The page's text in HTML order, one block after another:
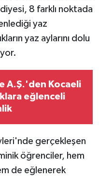
8 farklı noktada
yaz
yaz aylarını dolu
A.Ş.'den Kocaeli
eğlenceli
gerçekleşen
öğrenciler, hem
de eğlenerek